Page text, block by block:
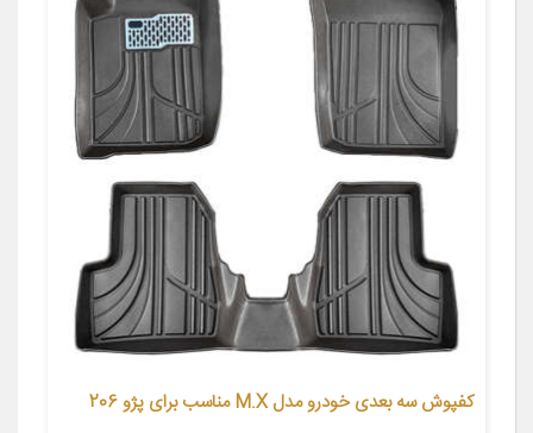
کفپوش سه بعدی خودرو مدل M.X مناسب برای پژو 206